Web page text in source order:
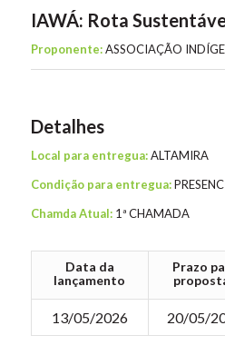
IAWÁ: Rota
Proponente:ASSOCIAÇÃO
Detalhes
Local para entregua:ALTAMIRA
Condição para entregua:
Chamda Atual: 1ª CHAMADA
Data da
lançamento
Prazo
13/05/2026 20/05/